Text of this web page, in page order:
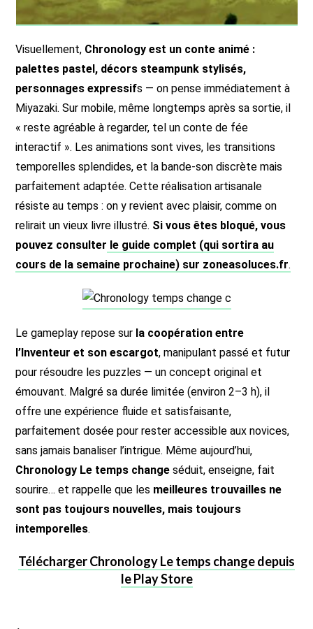
Visuellement, Chronology est un conte animé :
palettes pastel, décors steampunk stylisés,
personnages expressifs — on pense immédiatement à
Miyazaki. Sur mobile, même longtemps après sa sortie, il
« reste agréable à regarder, tel un conte de fée
interactif ». Les animations sont vives, les transitions
temporelles splendides, et la bande-son discrète mais
parfaitement adaptée. Cette réalisation artisanale
résiste au temps : on y revient avec plaisir, comme on
relirait un vieux livre illustré. Si vous êtes bloqué, vous
pouvez consulter le guide complet (qui sortira au
cours de la semaine prochaine) sur zoneasoluces.fr.
Le gameplay repose sur la coopération entre
l’Inventeur et son escargot, manipulant passé et futur
pour résoudre les puzzles — un concept original et
émouvant. Malgré sa durée limitée (environ 2–3 h), il
offre une expérience fluide et satisfaisante,
parfaitement dosée pour rester accessible aux novices,
sans jamais banaliser l’intrigue. Même aujourd’hui,
Chronology Le temps change séduit, enseigne, fait
sourire… et rappelle que les meilleures trouvailles ne
sont pas toujours nouvelles, mais toujours
intemporelles.
Télécharger Chronology Le temps change depuis
le Play Store